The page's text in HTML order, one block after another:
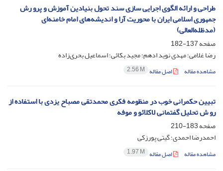
طراحی و ارائه الگوی اجرایی‏ سازی سند تحول بنیادین آموزش ‌و پرو رش
جمهوری اسلا‌می ‌ایران با محوریت آرا و اندیشه‌های امام خامنه‌ای
(مدظله‌العالی)
صفحه137-182
رضا غلامی؛ مهدی نوید ادهم؛ مجید بکائی؛ اسماعیل بحری‌زاده
مشاهده مقاله اصل مقاله 2.56 M
تبیین حکمرانی خوب در منظومه فکری محمدتقی مصباح یزدی با استفاده از
رو ش تحلیل گفتمانی لاکلائو و موفه
صفحه183-210
احمدرضا احمدی؛ گیتی پورزکی
مشاهده مقاله اصل مقاله 1.97 M